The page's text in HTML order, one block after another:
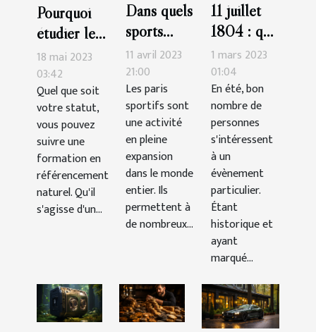
Pourquoi
étudier le
SEO ?
18 mai 2023
03:42
Quel que soit
votre statut,
vous pouvez
suivre une
formation en
référencement
naturel. Qu'il
s'agisse d'un...
Dans quels
sports
faut-il
parier pour
gagner
plus
d'argent?
11 avril 2023
21:00
Les paris
sportifs sont
une activité
en pleine
expansion
dans le monde
entier. Ils
permettent à
de nombreux...
11 juillet
1804 : que
retenir du
duel au
pistolet
mémorable
à New
York ?
1 mars 2023
01:04
En été, bon
nombre de
personnes
s'intéressent
à un
évènement
particulier.
Étant
historique et
ayant
marqué...